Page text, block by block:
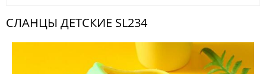
СЛАНЦЫ ДЕТСКИЕ SL234